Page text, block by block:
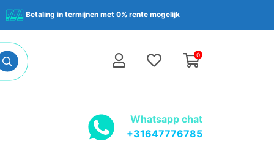
Betaling in termijnen met 0% rente mogelijk
0
Whatsapp chat
+31647776785